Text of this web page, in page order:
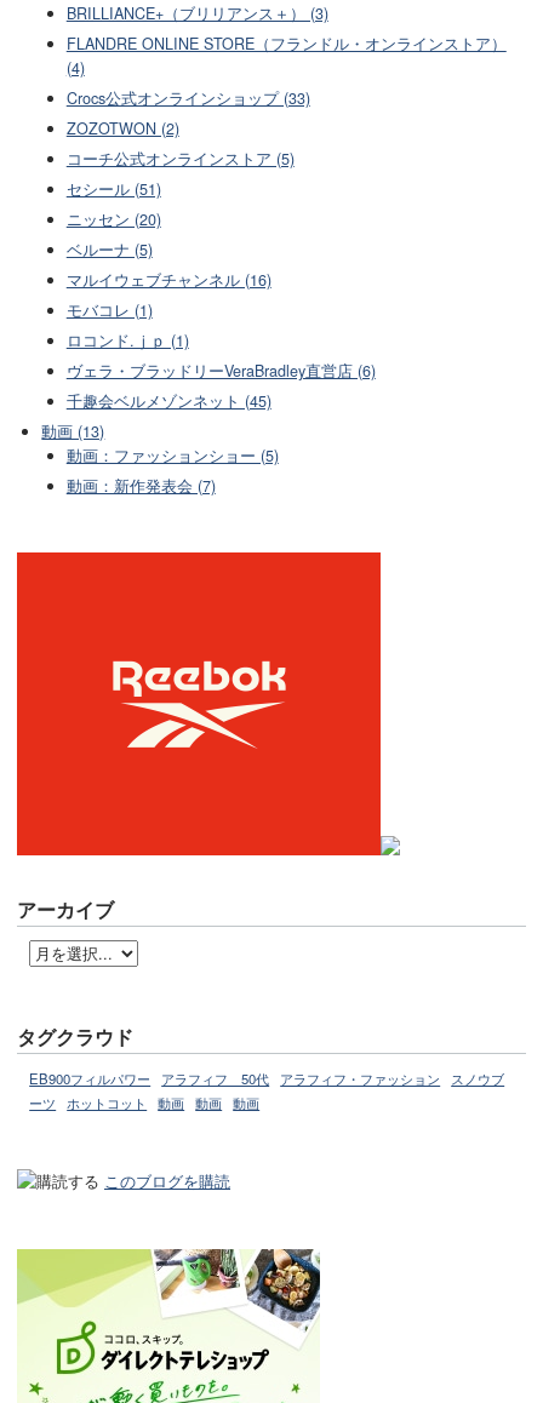
BRILLIANCE+（ブリリアンス＋） (3)
FLANDRE ONLINE STORE（フランドル・オンラインストア）
(4)
Crocs公式オンラインショップ (33)
ZOZOTWON (2)
コーチ公式オンラインストア (5)
セシール (51)
ニッセン (20)
ベルーナ (5)
マルイウェブチャンネル (16)
モバコレ (1)
ロコンド.ｊｐ (1)
ヴェラ・ブラッドリーVeraBradley直営店 (6)
千趣会ベルメゾンネット (45)
動画 (13)
動画：ファッションショー (5)
動画：新作発表会 (7)
アーカイブ
タグクラウド
EB900フィルパワー アラフィフ 50代 アラフィフ・ファッション
スノウブ
ーツ
ホットコット 動画 動画 動画
このブログを購読